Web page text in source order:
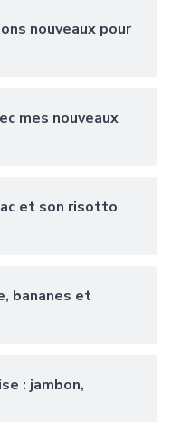
nouveaux pour
mes nouveaux
et son risotto
bananes et
: jambon,